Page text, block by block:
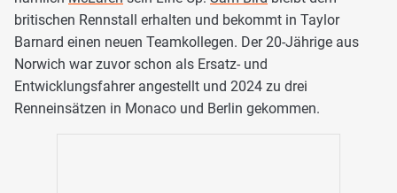
britischen Rennstall erhalten und bekommt in Taylor
Barnard einen neuen Teamkollegen. Der 20-Jährige aus
Norwich war zuvor schon als Ersatz- und
Entwicklungsfahrer angestellt und 2024 zu drei
Renneinsätzen in Monaco und Berlin gekommen.